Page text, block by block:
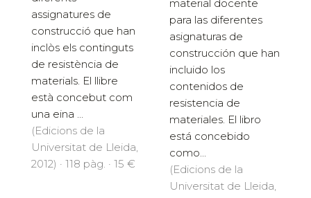
Puigdomènech, Lluís
Recull del material
docent per a les
diferents
assignatures de
construcció que han
inclòs els continguts
de resistència de
materials. El llibre
Jorge; Puigdomènech,
Lluís
Recopilación del
material docente
para las diferentes
asignaturas de
construcción que han
incluido los
contenidos de
resistencia de